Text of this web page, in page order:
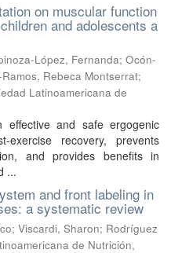
on muscular function
and adolescents a
López, Fernanda; Ocón-
Rebeca Montserrat;
Latinoamericana de
effective and safe ergogenic
exercise recovery, prevents
and provides benefits in
...
and front labeling in
a systematic review
; Viscardi, Sharon; Rodríguez
de Nutrición,